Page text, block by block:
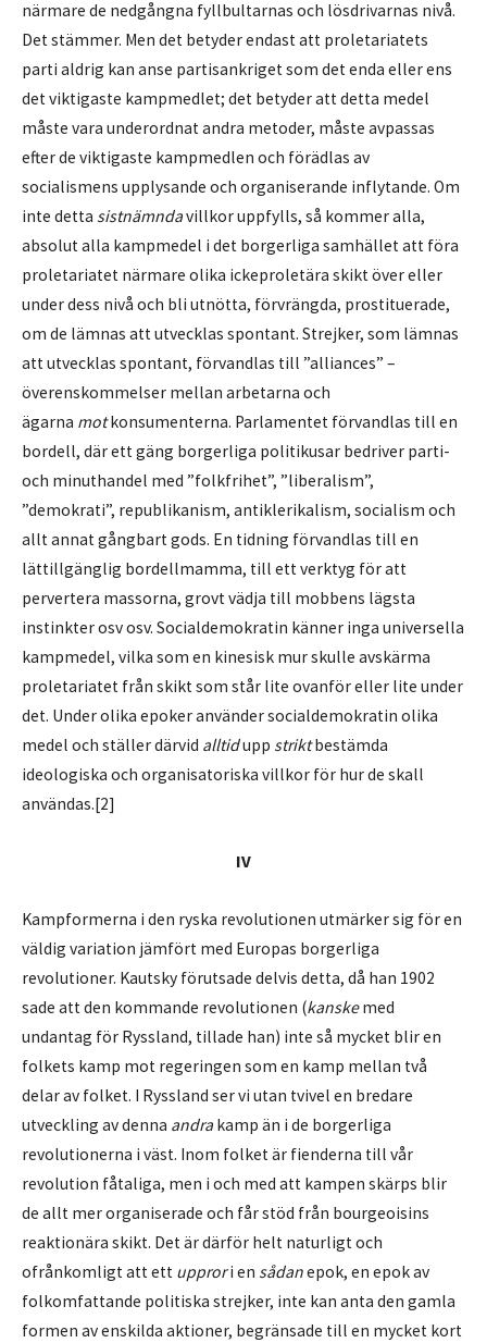
närmare de nedgångna fyllbultarnas och lösdrivarnas nivå.
Det stämmer. Men det betyder endast att proletariatets
parti aldrig kan anse partisankriget som det enda eller ens
det viktigaste kampmedlet; det betyder att detta medel
måste vara underordnat andra metoder, måste avpassas
efter de viktigaste kampmedlen och förädlas av
socialismens upplysande och organiserande inflytande. Om
inte detta sistnämndavillkor uppfylls, så kommer alla,
absolut alla kampmedel i det borgerliga samhället att föra
proletariatet närmare olika ickeproletära skikt över eller
under dess nivå och bli utnötta, förvrängda, prostituerade,
om de lämnas att utvecklas spontant. Strejker, som lämnas
att utvecklas spontant, förvandlas till ”alliances” –
överenskommelser mellan arbetarna och
ägarna motkonsumenterna. Parlamentet förvandlas till en
bordell, där ett gäng borgerliga politikusar bedriver parti-
och minuthandel med ”folkfrihet”, ”liberalism”,
”demokrati”, republikanism, antiklerikalism, socialism och
allt annat gångbart gods. En tidning förvandlas till en
lättillgänglig bordellmamma, till ett verktyg för att
pervertera massorna, grovt vädja till mobbens lägsta
instinkter osv osv. Socialdemokratin känner inga universella
kampmedel, vilka som en kinesisk mur skulle avskärma
proletariatet från skikt som står lite ovanför eller lite under
det. Under olika epoker använder socialdemokratin olika
medel och ställer därvid alltidupp striktbestämda
ideologiska och organisatoriska villkor för hur de skall
användas.[2]
IV
Kampformerna i den ryska revolutionen utmärker sig för en
väldig variation jämfört med Europas borgerliga
revolutioner. Kautsky förutsade delvis detta, då han 1902
sade att den kommande revolutionen (kanskemed
undantag för Ryssland, tillade han) inte så mycket blir en
folkets kamp mot regeringen som en kamp mellan två
delar av folket. I Ryssland ser vi utan tvivel en bredare
utveckling av denna andra kamp än i de borgerliga
revolutionerna i väst. Inom folket är fienderna till vår
revolution fåtaliga, men i och med att kampen skärps blir
de allt mer organiserade och får stöd från bourgeoisins
reaktionära skikt. Det är därför helt naturligt och
ofrånkomligt att ett upprori en sådanepok, en epok av
folkomfattande politiska strejker, inte kan anta den gamla
formen av enskilda aktioner, begränsade till en mycket kort